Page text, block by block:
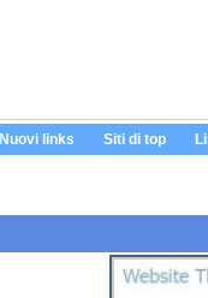
Nuovi links Siti di top